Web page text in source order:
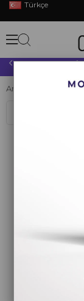
Türkçe
10.000 TL VE
Anasayfa BALE